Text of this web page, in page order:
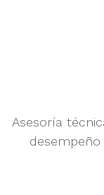
Asesoría
desempeño